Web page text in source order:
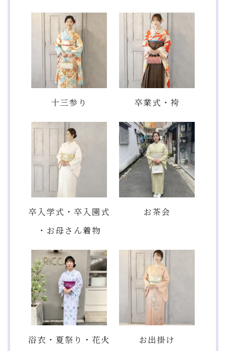
十三参り 卒業式・袴
卒入学式・卒入園式
・お母さん着物
お茶会
浴衣・夏祭り・花火
お出掛け